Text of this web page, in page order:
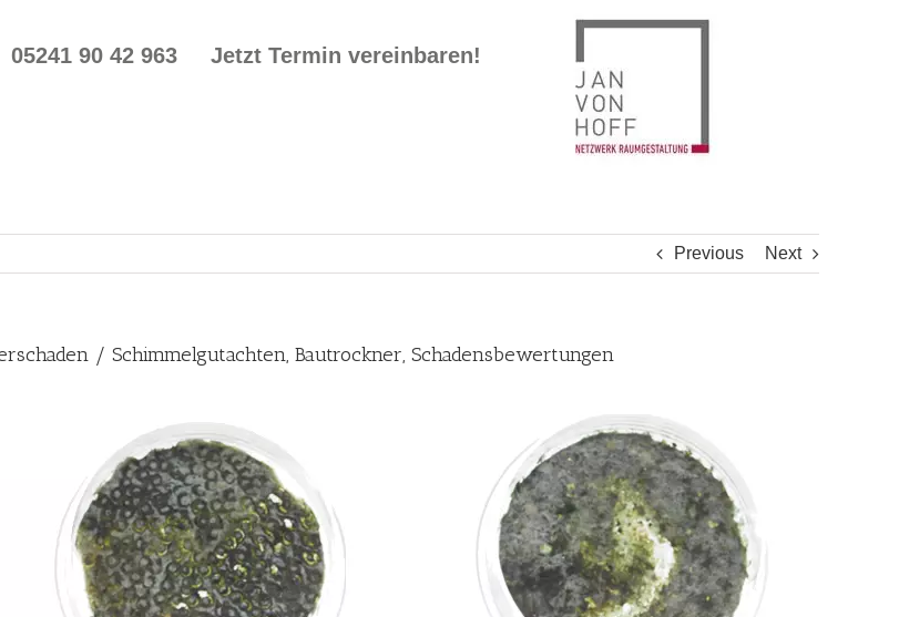
05241 90 42 963 Jetzt Termin vereinbaren!
Previous Next
/ Schimmelgutachten, Bautrockner, Schadensbewertungen